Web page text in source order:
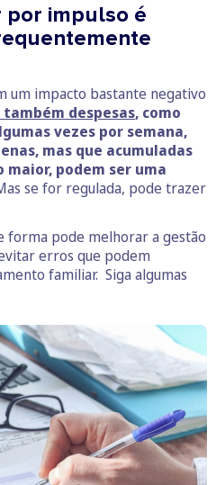
por impulso é
um impacto bastante negativo
também despesas, como
vezes por semana,
mas que acumuladas
podem ser uma
se for regulada, pode trazer
forma pode melhorar a gestão
erros que podem
familiar. Siga algumas